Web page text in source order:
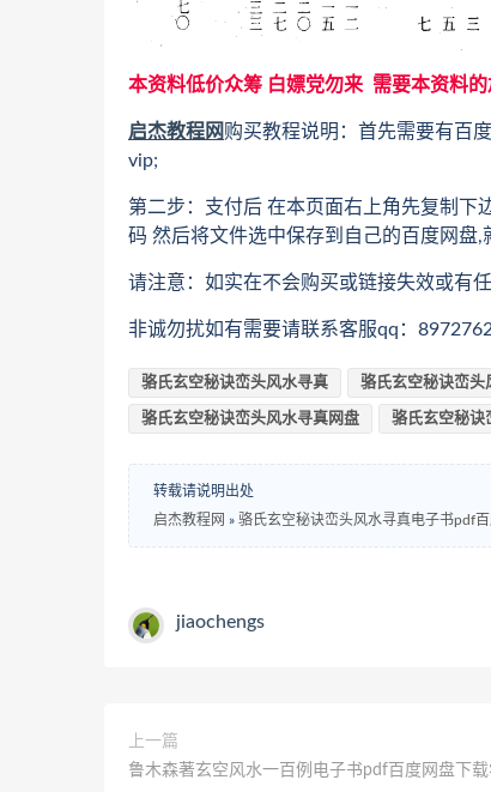
本资料低价众筹 白嫖党勿来 需要本资料
启杰教程网购买教程说明：首先需要有百
vip;
第二步：支付后 在本页面右上角先复制
码 然后将文件选中保存到自己的百度网盘
请注意：如实在不会购买或链接失效或有
非诚勿扰如有需要请联系客服qq：
骆氏玄空秘诀峦头风水寻真 骆氏玄空秘诀峦头
骆氏玄空秘诀峦头风水寻真网盘 骆氏玄空秘诀
转载请说明出处
启杰教程网 » 骆氏玄空秘诀峦头风水寻真电子书pdf
jiaochengs
上一篇
鲁木森著玄空风水一百例电子书pdf百度网盘下载